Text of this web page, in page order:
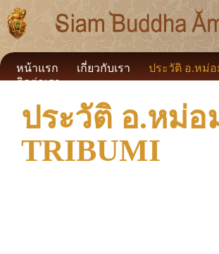
หน้าแรก เกี่ยวกับเรา
ประวัติ อ.หม่
ติดต่อเรา
ประวัติ อ.หม่
TRIBUMI